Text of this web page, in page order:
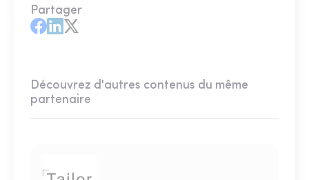
Partager
Découvrez d'autres contenus du même
partenaire